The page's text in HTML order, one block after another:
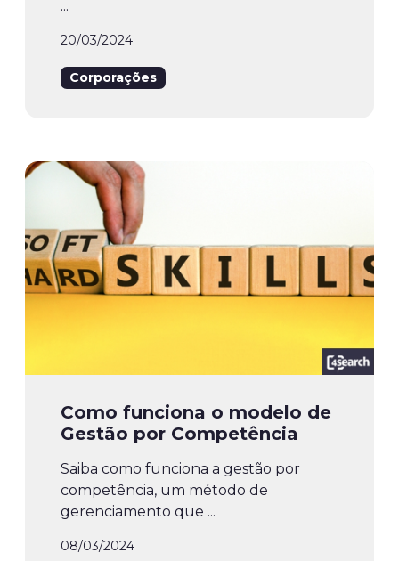
...
20/03/2024
Corporações
Como funciona o modelo de
Gestão por Competência
Saiba como funciona a gestão por
competência, um método de
gerenciamento que ...
08/03/2024